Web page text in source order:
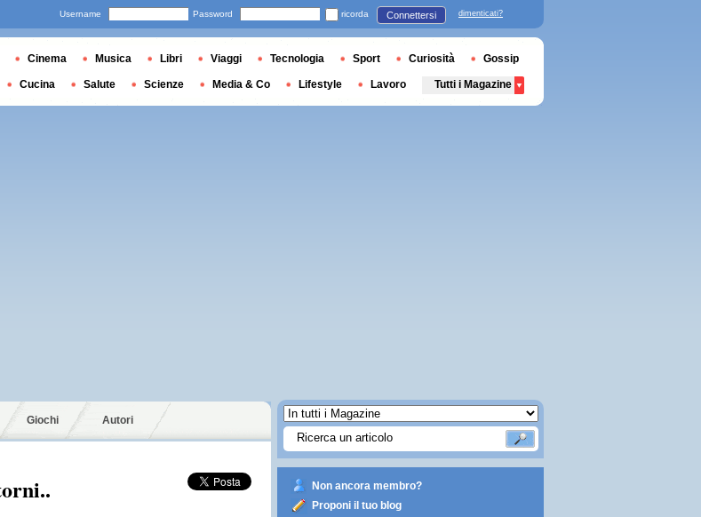
Giochi Autori
Non ancora membro?
Proponi il tuo blog
Username Password ricorda Connettersi dimenticati?
Cinema Musica Libri Viaggi Tecnologia Sport Curiosità Gossip
Cucina Salute Scienze Media & Co Lifestyle Lavoro Tutti i Magazine